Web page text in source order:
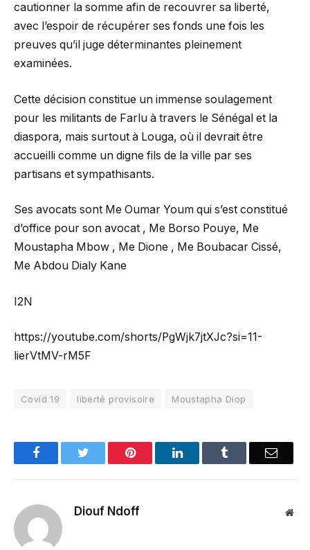
cautionner la somme afin de recouvrer sa liberté,
avec l’espoir de récupérer ses fonds une fois les
preuves qu’il juge déterminantes pleinement
examinées.
Cette décision constitue un immense soulagement
pour les militants de Farlu à travers le Sénégal et la
diaspora, mais surtout à Louga, où il devrait être
accueilli comme un digne fils de la ville par ses
partisans et sympathisants.
Ses avocats sont Me Oumar Youm qui s’est constitué
d’office pour son avocat , Me Borso Pouye, Me
Moustapha Mbow , Me Dione , Me Boubacar Cissé,
Me Abdou Dialy Kane
I2N
https://youtube.com/shorts/PgWjk7jtXJc?si=11-
lierVtMV-rM5F
Covid 19 liberté provisoire Moustapha Diop
FacebookTwitter Pinterest LinkedInTumblr Email
Diouf Ndoff